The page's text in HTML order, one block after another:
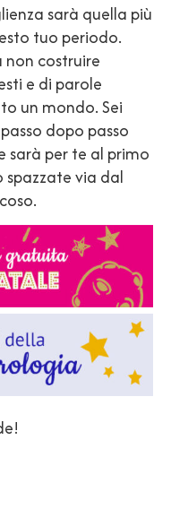
sarà quella più
tuo periodo.
costruire
e di parole
un mondo. Sei
dopo passo
sarà per te al primo
spazzate via dal